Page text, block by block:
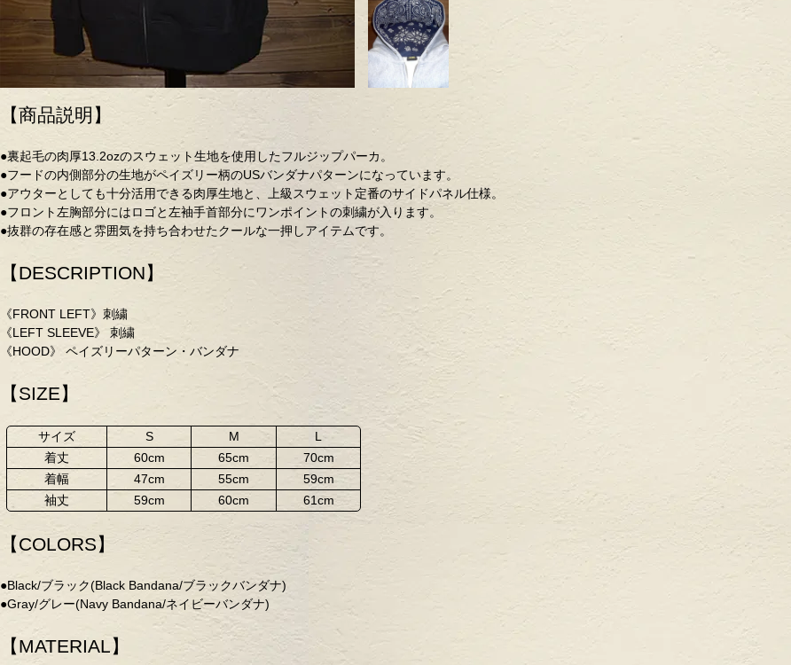
【商品説明】
●裏起毛の肉厚13.2ozのスウェット生地を使用したフルジップパーカ。
●フードの内側部分の生地がペイズリー柄のUSバンダナパターンになっています。
●アウターとしても十分活用できる肉厚生地と、上級スウェット定番のサイドパネル仕様。
●フロント左胸部分にはロゴと左袖手首部分にワンポイントの刺繍が入ります。
●抜群の存在感と雰囲気を持ち合わせたクールな一押しアイテムです。
【DESCRIPTION】
《FRONT LEFT》刺繍
《LEFT SLEEVE》 刺繍
《HOOD》 ペイズリーパターン・バンダナ
【SIZE】
サイズ S M
L
着丈
60cm 65cm
70cm
着幅
47cm 55cm
59cm
袖丈
59cm 60cm 61cm
【COLORS】
●Black/ブラック(Black Bandana/ブラックバンダナ)
●Gray/グレー(Navy Bandana/ネイビーバンダナ)
【MATERIAL】